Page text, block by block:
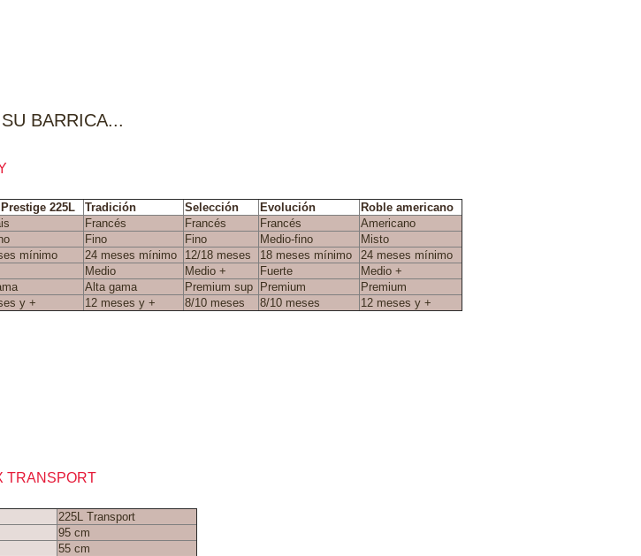
BARRICA...
225L Tradición Selección Evolución
Roble americano
Francés Francés Francés
Americano
Fino Fino Medio-fino
Misto
mínimo 24 meses mínimo 12/18 meses 18 meses mínimo
24 meses mínimo
Medio Medio + Fuerte
Medio +
Alta gama Premium sup Premium
Premium
y + 12 meses y + 8/10 meses 8/10 meses 12 meses y +
TRANSPORT
225L Transport
95 cm
55 cm